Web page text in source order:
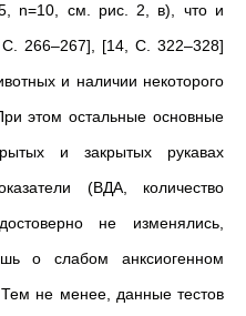
n=10, см. рис. 2, в), что и
С. 266–267], [14, С. 322–328]
и наличии некоторого
этом остальные основные
и закрытых рукавах
(ВДА, количество
не изменялись,
о слабом анксиогенном
не менее, данные тестов